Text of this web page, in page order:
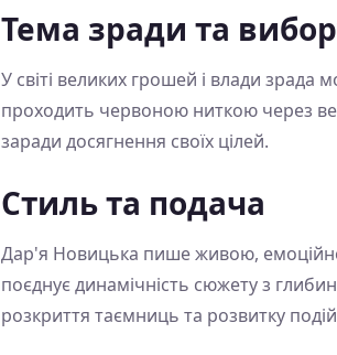
Тема зради та
У світі великих грошей і влади
проходить червоною ниткою через
заради досягнення своїх цілей.
Стиль та подача
Дар'я Новицька пише живою,
поєднує динамічність сюжету з
розкриття таємниць та розвитку